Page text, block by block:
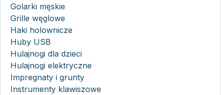
Golarki męskie
Grille węglowe
Haki holownicze
Huby USB
Hulajnogi dla dzieci
Hulajnogi elektryczne
Impregnaty i grunty
Instrumenty klawiszowe